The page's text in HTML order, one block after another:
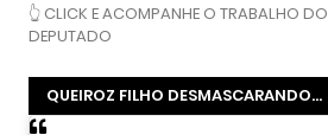
👆 CLICK E ACOMPANHE O TRABALHO DO
DEPUTADO
QUEIROZ FILHO DESMASCARANDO...